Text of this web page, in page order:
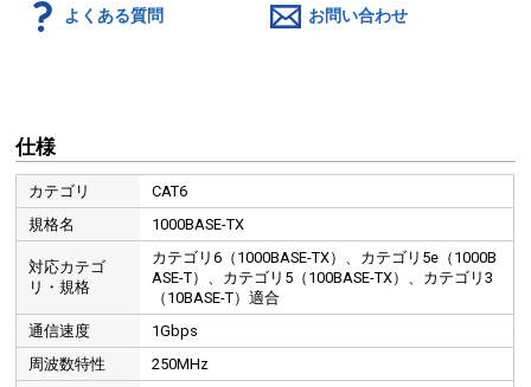
よくある質問 お問い合わせ
仕様
カテゴリ
CAT6
規格名
1000BASE-TX
対応カテゴ
リ・規格
カテゴリ6（1000BASE-TX）、カテゴリ5e（1000B
ASE-T）、カテゴリ5（100BASE-TX）、カテゴリ3
（10BASE-T）適合
通信速度
1Gbps
周波数特性
250MHz